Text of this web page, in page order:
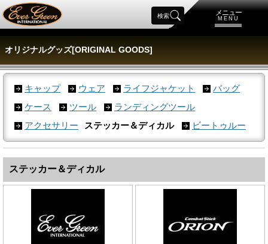
メニュー
MENU
検索
オリジナルグッズ[ORIGINAL GOODS]
キャップ ウェア ライフジャケット
バッグ
ケース
ツール
ランディングツール
アクセサリー
ステッカー＆ディカル ビートゥルー
ステッカー＆ディカル